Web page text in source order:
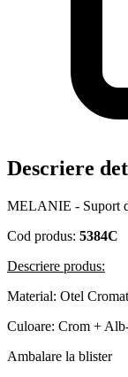
Descriere
MELANIE - Suport
Cod produs: 5384C
Descriere produs:
Material: Otel
Culoare: Crom +
Ambalare la blister